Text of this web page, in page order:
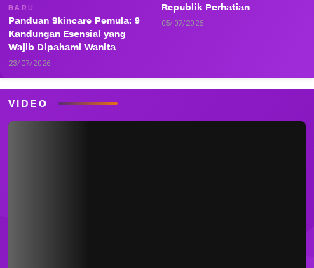
BARU
Panduan Skincare Pemula: 9
Kandungan Esensial yang
Wajib Dipahami Wanita
23/07/2026
Republik Perhatian
05/07/2026
VIDEO